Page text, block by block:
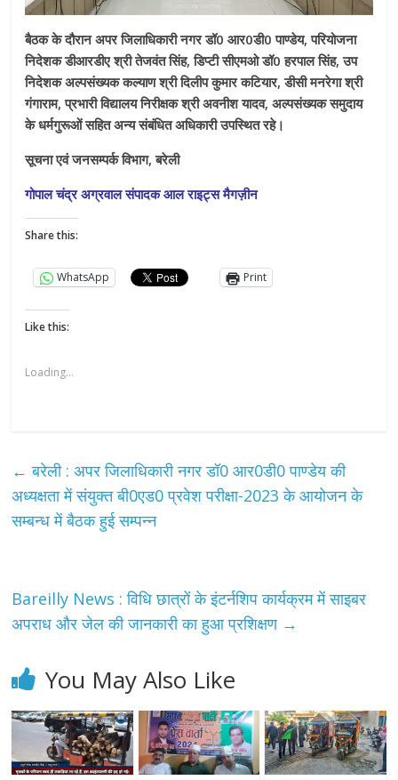
बैठक के दौरान अपर जिलाधिकारी नगर डॉ0 आर0डी0 पाण्डेय, परियोजना
निदेशक डीआरडीए श्री तेजवंत सिंह, डिप्टी सीएमओ डॉ0 हरपाल सिंह, उप
निदेशक अल्पसंख्यक कल्याण श्री दिलीप कुमार कटियार, डीसी मनरेगा श्री
गंगाराम, प्रभारी विद्यालय निरीक्षक श्री अवनीश यादव, अल्पसंख्यक समुदाय
के धर्मगुरूओं सहित अन्य संबंधित अधिकारी उपस्थित रहे।
सूचना एवं जनसम्पर्क विभाग, बरेली
गोपाल चंद्र अग्रवाल संपादक आल राइट्स मैगज़ीन
Share this:
WhatsApp Print
Like this:
Loading...
← बरेली : अपर जिलाधिकारी नगर डॉ0 आर0डी0 पाण्डेय की
अध्यक्षता में संयुक्त बी0एड0 प्रवेश परीक्षा-2023 के आयोजन के
सम्बन्ध में बैठक हुई सम्पन्न
Bareilly News : विधि छात्रों के इंटर्नशिप कार्यक्रम में साइबर
अपराध और जेल की जानकारी का हुआ प्रशिक्षण →
You May Also Like